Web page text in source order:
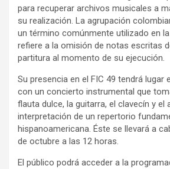
para recuperar archivos musicales a
su realización. La agrupación
un término comúnmente utilizado en la
refiere a la omisión de notas escritas
partitura al momento de su ejecución.
Su presencia en el FIC 49 tendrá lugar
con un concierto instrumental que
flauta dulce, la guitarra, el clavecín y el
interpretación de un repertorio
hispanoamericana. Éste se llevará a
de octubre a las 12 horas.
El público podrá acceder a la